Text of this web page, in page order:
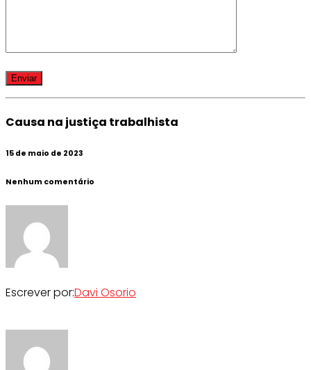
Causa na justiça trabalhista
15 de maio de 2023
Nenhum comentário
Escrever por:Davi Osorio